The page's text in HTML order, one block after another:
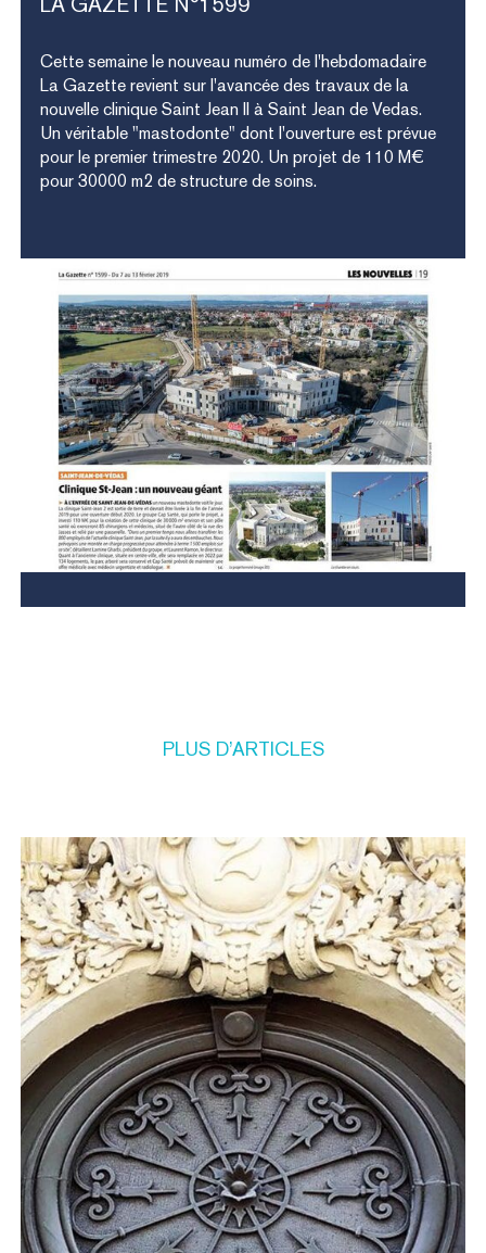
Cette semaine le nouveau numéro de l'hebdomadaire
La Gazette revient sur l'avancée des travaux de la
nouvelle clinique Saint Jean II à Saint Jean de Vedas.
Un véritable "mastodonte" dont l'ouverture est prévue
pour le premier trimestre 2020. Un projet de 110 M€
pour 30000 m2 de structure de soins.
PLUS D’ARTICLES